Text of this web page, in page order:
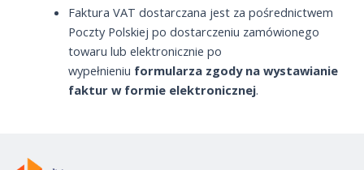
Faktura VAT dostarczana jest za pośrednictwem
Poczty Polskiej po dostarczeniu zamówionego
towaru lub elektronicznie po
wypełnieniu formularza zgody na wystawianie
faktur w formie elektronicznej.